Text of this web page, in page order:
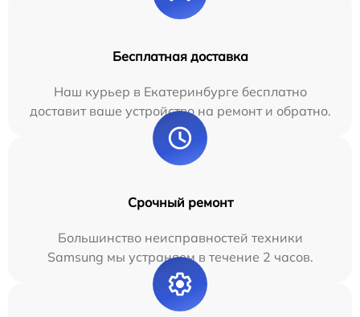
Бесплатная доставка
Наш курьер в Екатеринбурге бесплатно
доставит ваше устройство на ремонт и обратно.
Срочный ремонт
Большинство неисправностей техники
Samsung мы устраняем в течение 2 часов.